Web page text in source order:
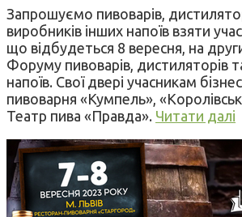
Запрошуємо пивоварів,
виробників інших напоїв взяти
що відбудеться 8 вересня, на
Форуму пивоварів, дистиляторів
напоїв. Свої двері учасникам
пивоварня «Кумпель»,
Театр пива «Правда». Читати далі